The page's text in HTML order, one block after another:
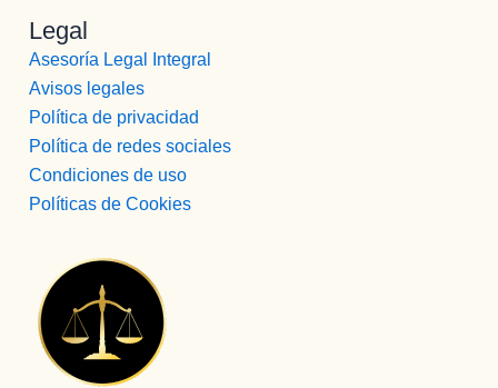
Legal
Asesoría Legal Integral
Avisos legales
Política de privacidad
Política de redes sociales
Condiciones de uso
Políticas de Cookies